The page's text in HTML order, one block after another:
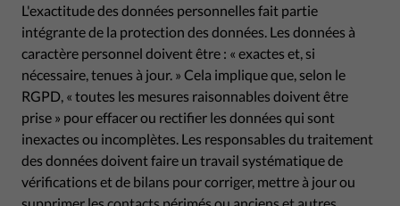
L'exactitude des données personnelles fait partie
intégrante de la protection des données. Les données à
caractère personnel doivent être : « exactes et, si
nécessaire, tenues à jour. » Cela implique que, selon le
RGPD, « toutes les mesures raisonnables doivent être
prise » pour effacer ou rectifier les données qui sont
inexactes ou incomplètes. Les responsables du traitement
des données doivent faire un travail systématique de
vérifications et de bilans pour corriger, mettre à jour ou
supprimer les contacts périmés ou anciens et autres